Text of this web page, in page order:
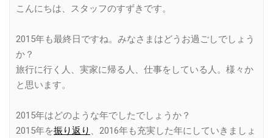
こんにちは、スタッフのすずきです。
2015年も最終日ですね。みなさまはどうお過ごしでしょう
か？
旅行に行く人、実家に帰る人、仕事をしている人。様々か
と思います。
2015年はどのような年でしたでしょうか？
2015年を振り返り 、2016年も充実した年にしていきましょ